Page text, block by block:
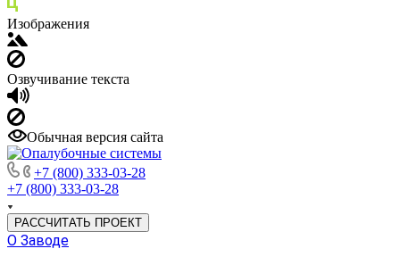
Изображения
Озвучивание текста
Обычная версия сайта
+7 (800) 333-03-28
+7 (800) 333-03-28
РАССЧИТАТЬ ПРОЕКТ
О Заводе